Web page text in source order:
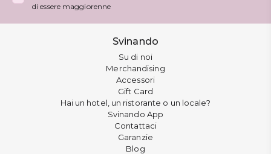
di essere maggiorenne
Svinando
Su di noi
Merchandising
Accessori
Gift Card
Hai un hotel, un ristorante o un locale?
Svinando App
Contattaci
Garanzie
Blog